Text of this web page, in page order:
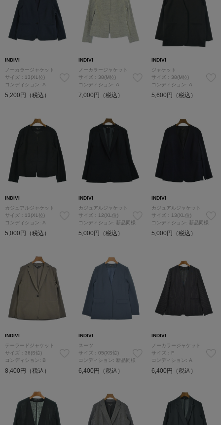
INDIVI
ノーカラージャケット
サイズ：13(XL位)
コンディション: A
5,200円（税込）
INDIVI
ノーカラージャケット
サイズ：38(M位)
コンディション: A
7,000円（税込）
INDIVI
ジャケット
サイズ：38(M位)
コンディション: A
5,600円（税込）
INDIVI
カジュアルジャケット
サイズ：13(XL位)
コンディション: A
5,000円（税込）
INDIVI
カジュアルジャケット
サイズ：12(XL位)
コンディション: 新品同様
5,000円（税込）
INDIVI
カジュアルジャケット
サイズ：13(XL位)
コンディション: 新品同様
5,000円（税込）
INDIVI
テーラードジャケット
サイズ：36(S位)
コンディション: B
8,400円（税込）
INDIVI
スーツ
サイズ：05(XS位)
コンディション: 新品同様
6,400円（税込）
INDIVI
ノーカラージャケット
サイズ：F
コンディション: A
6,400円（税込）